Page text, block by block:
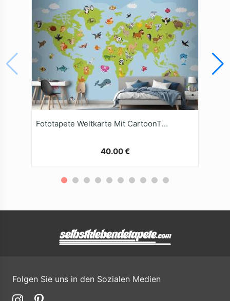
Fototapete Weltkarte Mit CartoonTieren
40.00 €
Folgen Sie uns in den Sozialen Medien